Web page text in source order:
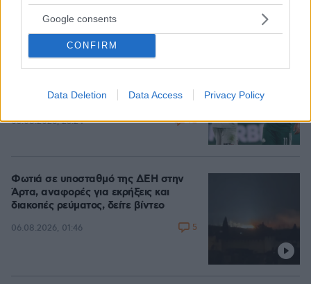
Google consents
CONFIRM
Data Deletion Data Access Privacy Policy
05.08.2026, 19:24
Παναθηναϊκός - ΤΣΣΚΑ 1948 1-1: Στη
Βουλγαρία θα κριθεί η πρόκριση στα
πλέι οφ του Conference League, δείτε
τα γκολ
05.08.2026, 23:24 72
Φωτιά σε υποσταθμό της ΔΕΗ στην
Άρτα, αναφορές για εκρήξεις και
διακοπές ρεύματος, δείτε βίντεο
06.08.2026, 01:46 5